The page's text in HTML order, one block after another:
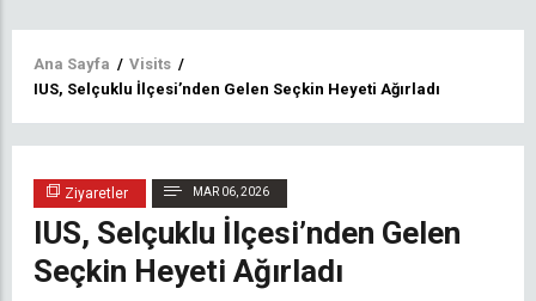
Sayfa
yolu
Ana Sayfa / Visits /
IUS, Selçuklu İlçesi’nden Gelen Seçkin Heyeti Ağırladı
Ziyaretler MAR 06, 2026
IUS, Selçuklu İlçesi’nden Gelen
Seçkin Heyeti Ağırladı